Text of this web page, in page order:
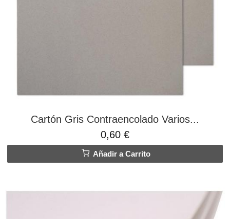
Cartón Gris Contraencolado Varios...
0,60 €
Añadir a Carrito